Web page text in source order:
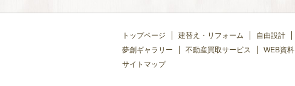
トップページ 建替え・リフォーム 自由設計
夢創ギャラリー
不動産買取サービス WEB資料
サイトマップ